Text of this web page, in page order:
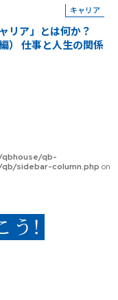
キャリア
ャリア」とは何か？
編） 仕事と人生の関係
qb-
sidebar-column.php on